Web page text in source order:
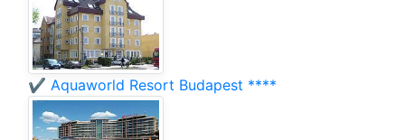
✔️ Aquaworld Resort Budapest ****